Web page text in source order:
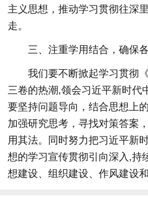
主义思想，推动学习贯彻往深
走。
三、注重学用结合，确保
我们要不断掀起学习贯彻
三卷的热潮,领会习近平新时代
要坚持问题导向，结合思想上
加强研究思考，寻找对策答案
用其法。同时努力把习近平新
想的学习宣传贯彻引向深入,持
想建设、组织建设、作风建设